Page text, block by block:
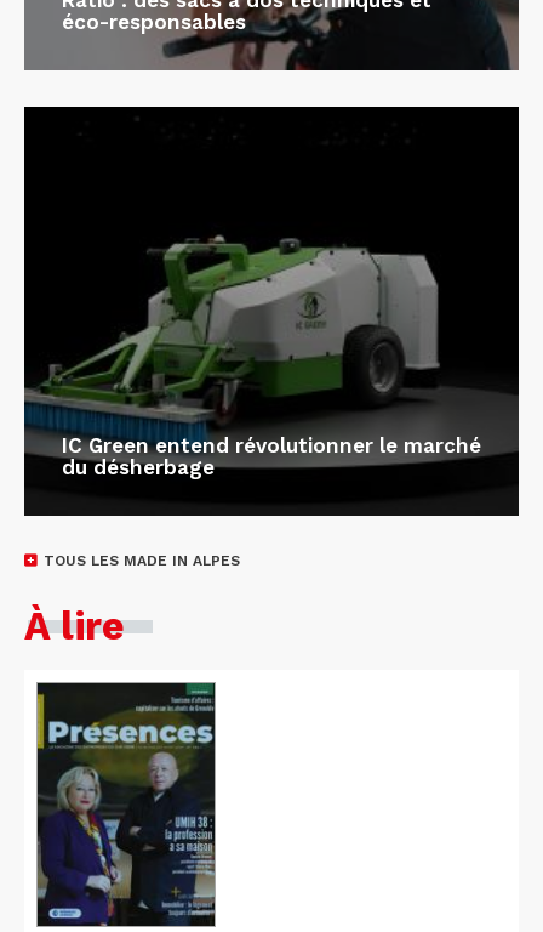
éco-responsables
IC Green entend révolutionner le marché
du désherbage
TOUS LES MADE IN ALPES
À lire